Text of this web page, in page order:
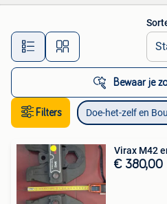
Alle
Bewaar je
Filters Doe-het-zelf en
Virax M42
€ 380,00